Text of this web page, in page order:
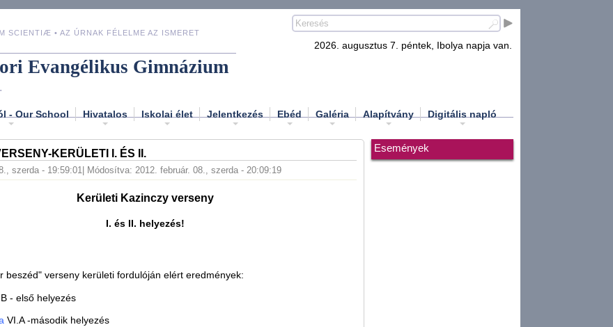
SCIENTIÆ • AZ ÚRNAK FÉLELME AZ ISMERET
Evangélikus Gimnázium
2026. augusztus 7. péntek, Ibolya napja van.
- Our School Hivatalos Iskolai élet Jelentkezés Ebéd Galéria Alapítvány Digitális napló
KERÜLETI I. ÉS II.
szerda - 19:59:01 | Módosítva: 2012. február. 08., szerda - 20:09:19
Kerületi Kazinczy verseny
I. és II. helyezés!
beszéd" verseny kerületi fordulóján elért eredmények:
- első helyezés
VI.A -második helyezés
Események